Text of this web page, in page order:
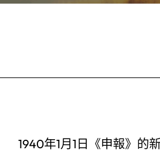
1940年1月1日《申報》的